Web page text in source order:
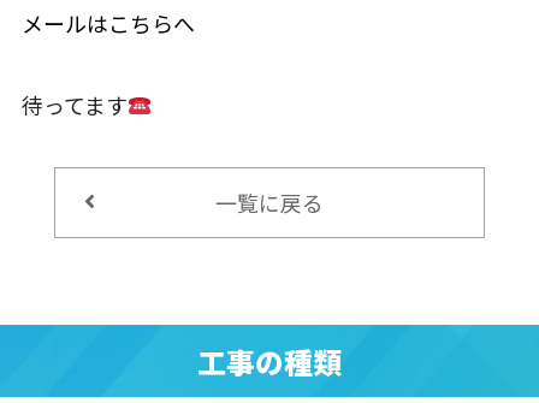
メールはこちらへ
待ってます
一覧に戻る
工事の種類